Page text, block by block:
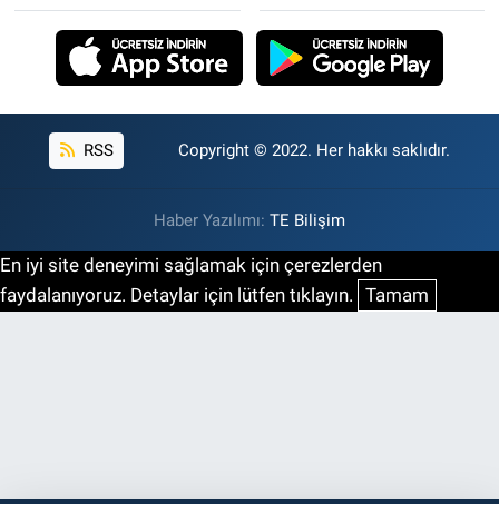
RSS Copyright © 2022. Her hakkı saklıdır.
Haber Yazılımı: TE Bilişim
En iyi site deneyimi sağlamak için çerezlerden
faydalanıyoruz. Detaylar için lütfen tıklayın. Tamam